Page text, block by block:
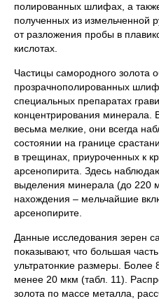
полированных шлифах, а также
полученных из измельченной
от разложения пробы в
кислотах.
Частицы самородного золота
прозрачнополированных
специальных препаратах
концентрирования минерала.
весьма мелкие, они всегда
состоянии на границе
в трещинах, приуроченных к
арсенопирита. Здесь
выделения минерала (до 220
нахождения – мельчайшие
арсенопирите.
Данные исследования зерен
показывают, что большая
ультратонкие размеры.
менее 20 мкм (табл. 11).
золота по массе металла,